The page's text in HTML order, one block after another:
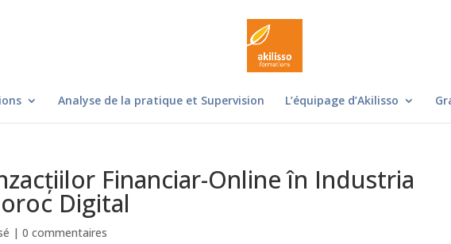
Analyse de la pratique et Supervision L’équipage d’Akilisso
Financiar-Online în Industria
Digital
|0 commentaires